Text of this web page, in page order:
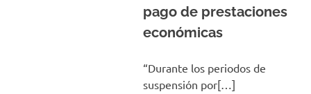
pago de prestaciones
económicas
“Durante los periodos de
suspensión por[…]